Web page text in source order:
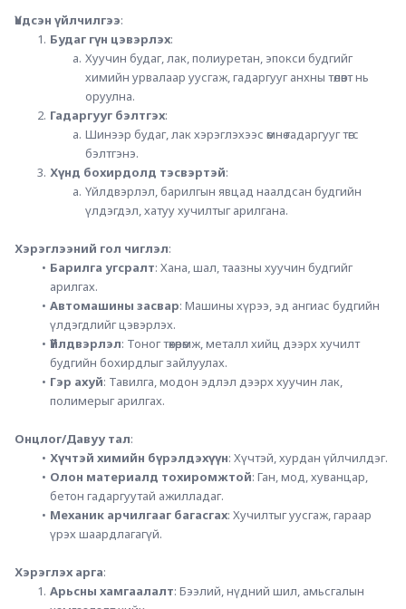
Үндсэн үйлчилгээ:
Будаг гүн цэвэрлэх:
Хуучин будаг, лак, полиуретан, эпокси будгийг
химийн урвалаар уусгаж, гадаргууг анхны төлөвт нь
оруулна.
Гадаргууг бэлтгэх:
Шинээр будаг, лак хэрэглэхээс өмнө гадаргууг төгс
бэлтгэнэ.
Хүнд бохирдолд тэсвэртэй:
Үйлдвэрлэл, барилгын явцад наалдсан будгийн
үлдэгдэл, хатуу хучилтыг арилгана.
Хэрэглээний гол чиглэл:
Барилга угсралт: Хана, шал, таазны хуучин будгийг
арилгах.
Автомашины засвар: Машины хүрээ, эд ангиас будгийн
үлдэгдлийг цэвэрлэх.
Үйлдвэрлэл: Тоног төхөөрөмж, металл хийц дээрх хучилт
будгийн бохирдлыг зайлуулах.
Гэр ахуй: Тавилга, модон эдлэл дээрх хуучин лак,
полимерыг арилгах.
Онцлог/Давуу тал:
Хүчтэй химийн бүрэлдэхүүн: Хүчтэй, хурдан үйлчилдэг.
Олон материалд тохиромжтой: Ган, мод, хуванцар,
бетон гадаргуутай ажилладаг.
Механик арчилгааг багасгах: Хучилтыг уусгаж, гараар
үрэх шаардлагагүй.
Хэрэглэх арга:
Арьсны хамгаалалт: Бээлий, нүдний шил, амьсгалын